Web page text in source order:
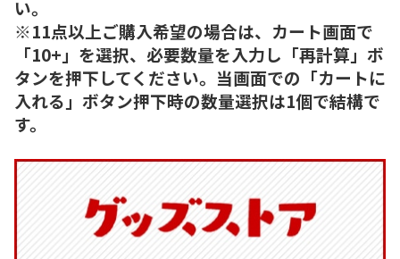
い。
※11点以上ご購入希望の場合は、カート画面で
「10+」を選択、必要数量を入力し「再計算」ボ
タンを押下してください。当画面での「カートに
入れる」ボタン押下時の数量選択は1個で結構で
す。